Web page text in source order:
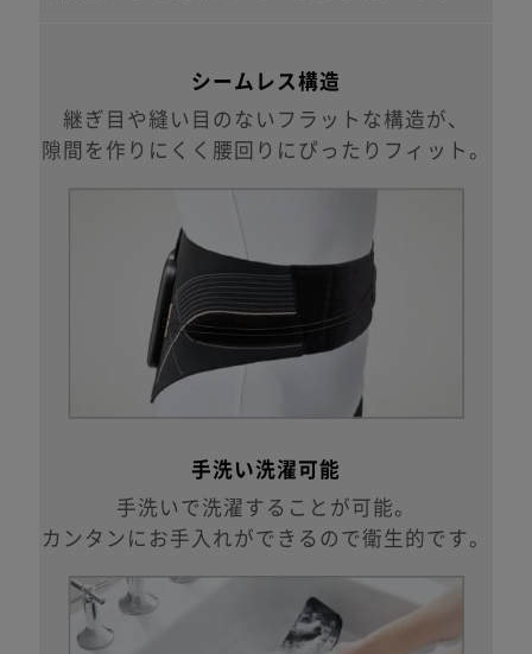
シームレス構造
継ぎ目や縫い目のないフラットな構造が、
隙間を作りにくく腰回りにぴったりフィット。
手洗い洗濯可能
手洗いで洗濯することが可能。
カンタンにお手入れができるので衛生的です。